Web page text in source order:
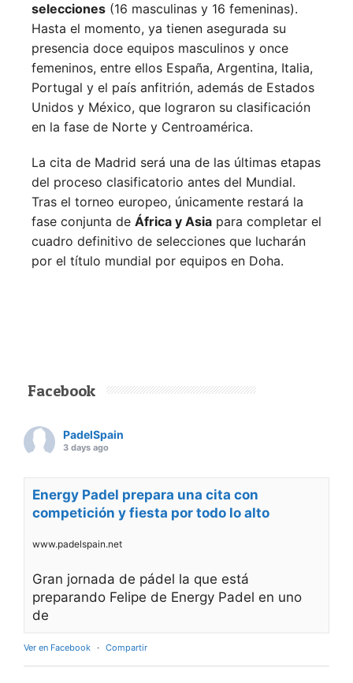
selecciones (16 masculinas y 16 femeninas).
Hasta el momento, ya tienen asegurada su
presencia doce equipos masculinos y once
femeninos, entre ellos España, Argentina, Italia,
Portugal y el país anfitrión, además de Estados
Unidos y México, que lograron su clasificación
en la fase de Norte y Centroamérica.
La cita de Madrid será una de las últimas etapas
del proceso clasificatorio antes del Mundial.
Tras el torneo europeo, únicamente restará la
fase conjunta de África y Asia para completar el
cuadro definitivo de selecciones que lucharán
por el título mundial por equipos en Doha.
Facebook
PadelSpain
3 days ago
Energy Padel prepara una cita con
competición y fiesta por todo lo alto
www.padelspain.net
Gran jornada de pádel la que está
preparando Felipe de Energy Padel en uno
de
Ver en Facebook · Compartir